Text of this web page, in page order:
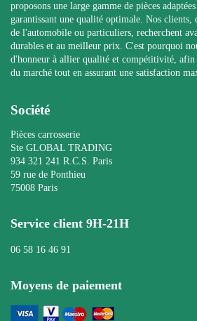
proposons une large gamme de pièces
garantissant une qualité optimale. Nos clients,
de l'automobile ou particuliers, recherchent
durables et au meilleur prix. C'est pourquoi
d'honneur à allier qualité et compétitivité, afin
du marché tout en assurant une satisfaction
Société
Pièces carrosserie
Ste GLOBAL TRADING
934 321 241 R.C.S. Paris
59 rue de Ponthieu
75008 Paris
Service client 9H-21H
06 58 16 46 91
Moyens de paiement